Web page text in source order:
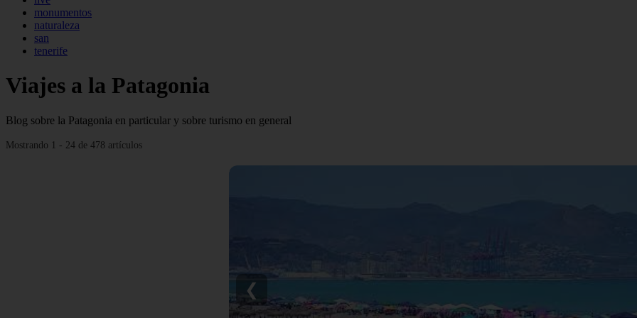
monumentos
naturaleza
san
tenerife
Viajes a la Patagonia
Blog sobre la Patagonia en particular y sobre turismo en general
Mostrando 1 - 24 de 478 artículos
❮